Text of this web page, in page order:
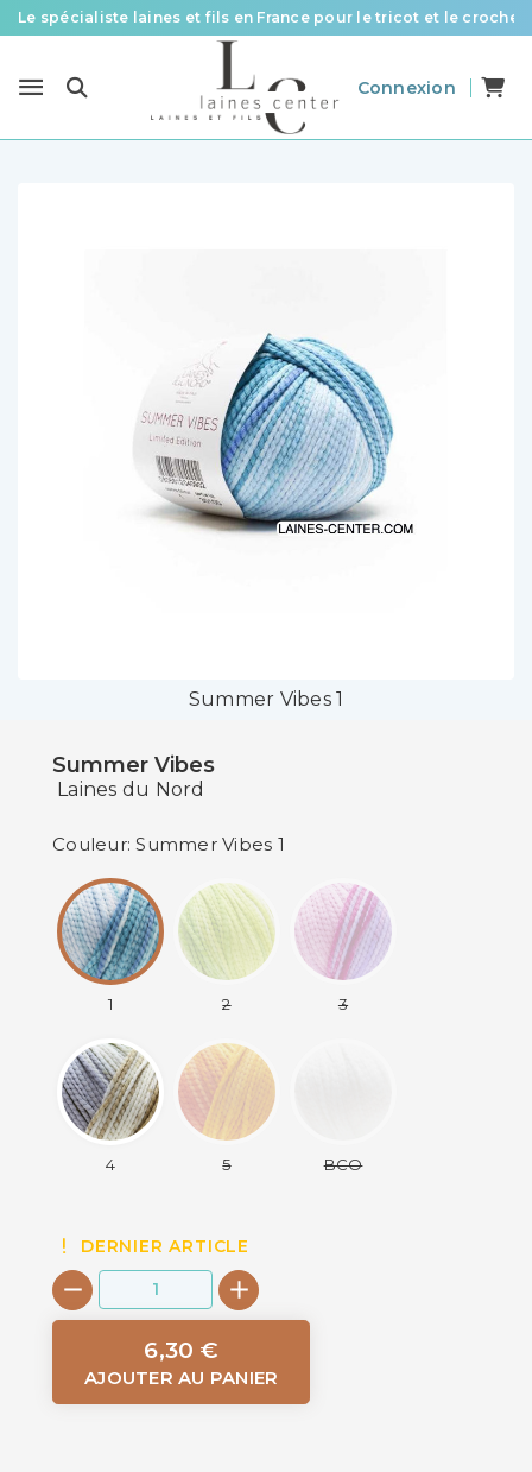
Le spécialiste laines et fils en France pour le tricot et le crochet
Livraison offerte à partir de 58 € d’achat
Connexion
Summer Vibes 1
Summer Vibes
Laines du Nord
Couleur: Summer Vibes 1
1 2 3
4 5 BCO
DERNIER ARTICLE
6,30 €
AJOUTER AU PANIER